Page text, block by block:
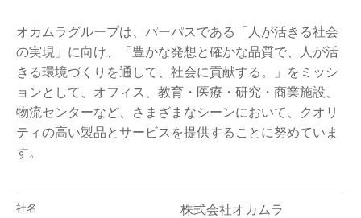
オカムラグループは、パーパスである「人が活きる社会
の実現」に向け、「豊かな発想と確かな品質で、人が活
きる環境づくりを通して、社会に貢献する。」をミッシ
ョンとして、オフィス、教育・医療・研究・商業施設、
物流センターなど、さまざまなシーンにおいて、クオリ
ティの高い製品とサービスを提供することに努めていま
す。
社名 株式会社オカムラ